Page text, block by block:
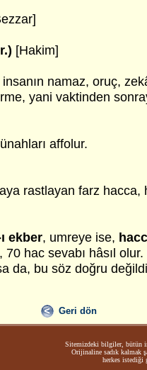
[Hakim]
namaz, oruç,
yani vaktinden
affolur.
rastlayan farz hacca,
ekber, umreye ise,
hac sevabı hâsıl
da, bu söz doğru
Geri dön
Sitemizdeki bilgiler, bütün
Orijinaline sadık kalmak
herkes istediği